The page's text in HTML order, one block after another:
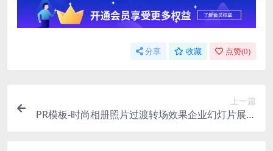
分享 收藏 点赞(0)
上一篇
PR模板-时尚相册照片过渡转场效果企业幻灯片展示